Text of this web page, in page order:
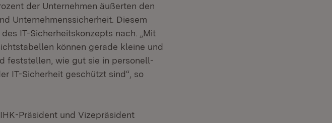
der Unternehmen äußerten den
Unternehmenssicherheit. Diesem
IT-Sicherheitskonzepts nach. „Mit
können gerade kleine und
feststellen, wie gut sie in personell-
IT-Sicherheit geschützt sind“, so
Präsident und Vizepräsident